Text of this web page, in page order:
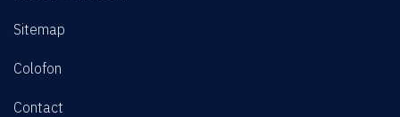
Sitemap
Colofon
Contact